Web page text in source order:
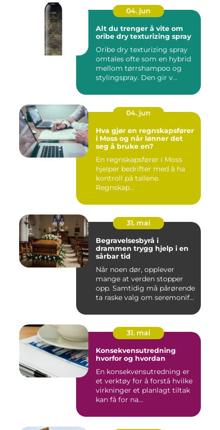
04. jun
Alt du trenger å vite om
oribe dry texturizing spray
Oribe dry texturizing spray
omtales ofte som en hybrid
mellom tørrshampoo og
stylingspray. Den gir v...
04. jun
Hva gjør en regnskapsfører
i Moss og når lønner det
seg å bruke en?
En regnskapsfører i Moss
hjelper bedrifter med å ha
kontroll på tallene.
Regnskap...
31. mai
Begravelsesbyrå i
drammen trygg hjelp i en
sårbar tid
Når noen dør, opplever
mange at verden stopper
opp. Samtidig må pårørende
ta raske valg om seremonif...
31. mai
Konsekvensutredning
hvorfor og hvordan
En konsekvensutredning er
et verktøy for å forstå hvilke
virkninger et planlagt tiltak
kan få for na...